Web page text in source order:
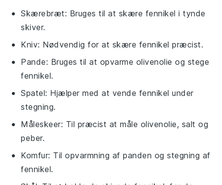
Skærebræt: Bruges til at skære fennikel i tynde
skiver.
Kniv: Nødvendig for at skære fennikel præcist.
Pande: Bruges til at opvarme olivenolie og stege
fennikel.
Spatel: Hjælper med at vende fennikel under
stegning.
Måleskeer: Til præcist at måle olivenolie, salt og
peber.
Komfur: Til opvarmning af panden og stegning af
fennikel.